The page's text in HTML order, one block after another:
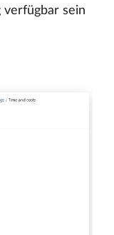
verfügbar sein